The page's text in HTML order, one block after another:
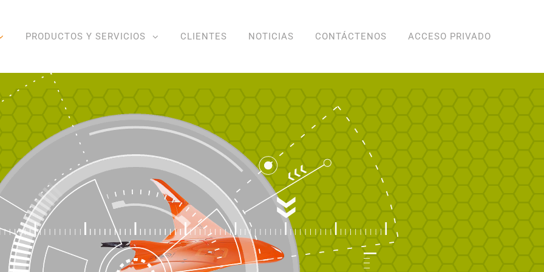
PRODUCTOS Y SERVICIOS CLIENTES NOTICIAS CONTÁCTENOS ACCESO PRIVADO